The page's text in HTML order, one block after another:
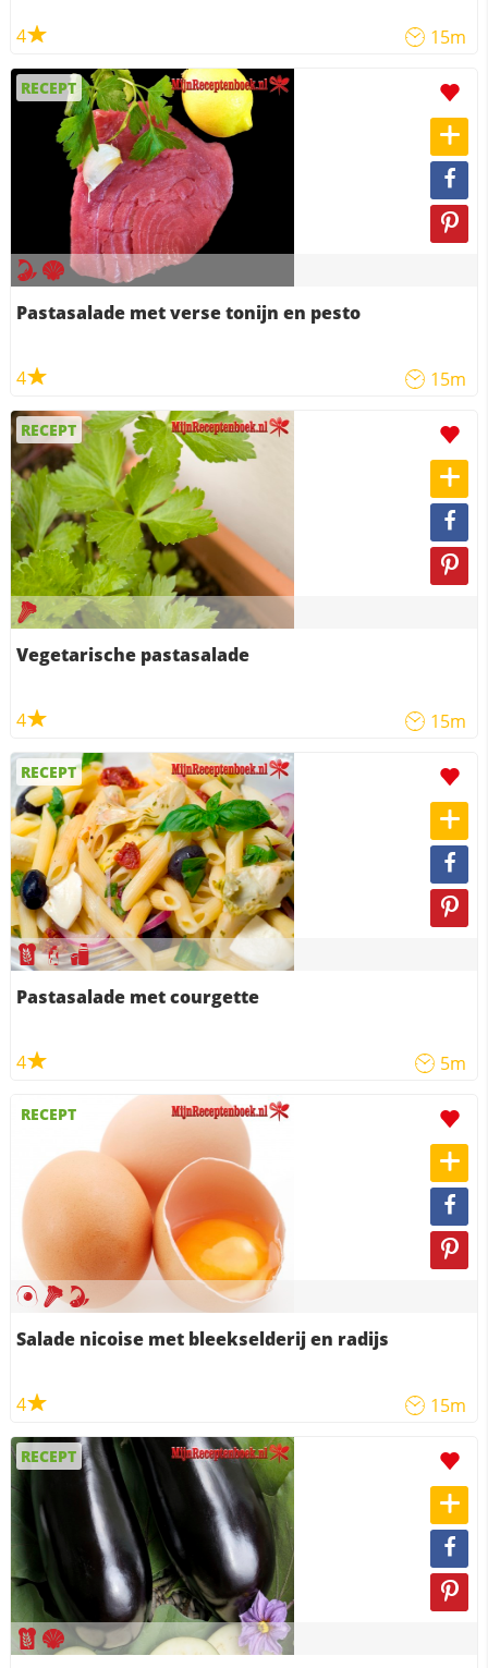
4 15m
RECEPT
Pastasalade met verse tonijn en pesto
4 15m
RECEPT
Vegetarische pastasalade
4 15m
RECEPT
Pastasalade met courgette
4 5m
RECEPT
Salade nicoise met bleekselderij en radijs
4 15m
RECEPT